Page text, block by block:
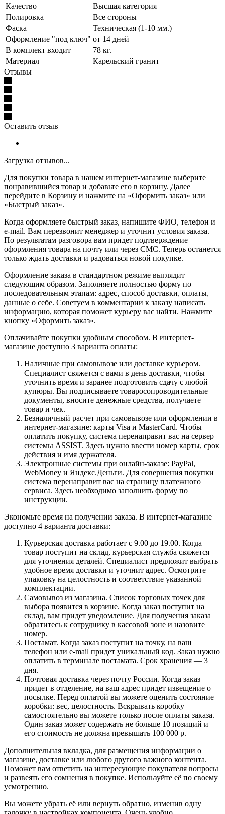
Качество
Высшая категория
Полировка
Все стороны
Фаска
Техническая (1-10 мм.)
Оформление "под ключ" от 14 дней
В комплект входит
78 кг.
Материал
Карельский гранит
Отзывы
Оставить отзыв
Загрузка отзывов...
Для покупки товара в нашем интернет-магазине выберите
понравившийся товар и добавьте его в корзину. Далее
перейдите в Корзину и нажмите на «Оформить заказ» или
«Быстрый заказ».
Когда оформляете быстрый заказ, напишите ФИО, телефон и
e-mail. Вам перезвонит менеджер и уточнит условия заказа.
По результатам разговора вам придет подтверждение
оформления товара на почту или через СМС. Теперь останется
только ждать доставки и радоваться новой покупке.
Оформление заказа в стандартном режиме выглядит
следующим образом. Заполняете полностью форму по
последовательным этапам: адрес, способ доставки, оплаты,
данные о себе. Советуем в комментарии к заказу написать
информацию, которая поможет курьеру вас найти. Нажмите
кнопку «Оформить заказ».
Оплачивайте покупки удобным способом. В интернет-
магазине доступно 3 варианта оплаты:
Наличные при самовывозе или доставке курьером.
Специалист свяжется с вами в день доставки, чтобы
уточнить время и заранее подготовить сдачу с любой
купюры. Вы подписываете товаросопроводительные
документы, вносите денежные средства, получаете
товар и чек.
Безналичный расчет при самовывозе или оформлении в
интернет-магазине: карты Visa и MasterCard. Чтобы
оплатить покупку, система перенаправит вас на сервер
системы ASSIST. Здесь нужно ввести номер карты, срок
действия и имя держателя.
Электронные системы при онлайн-заказе: PayPal,
WebMoney и Яндекс.Деньги. Для совершения покупки
система перенаправит вас на страницу платежного
сервиса. Здесь необходимо заполнить форму по
инструкции.
Экономьте время на получении заказа. В интернет-магазине
доступно 4 варианта доставки:
Курьерская доставка работает с 9.00 до 19.00. Когда
товар поступит на склад, курьерская служба свяжется
для уточнения деталей. Специалист предложит выбрать
удобное время доставки и уточнит адрес. Осмотрите
упаковку на целостность и соответствие указанной
комплектации.
Самовывоз из магазина. Список торговых точек для
выбора появится в корзине. Когда заказ поступит на
склад, вам придет уведомление. Для получения заказа
обратитесь к сотруднику в кассовой зоне и назовите
номер.
Постамат. Когда заказ поступит на точку, на ваш
телефон или e-mail придет уникальный код. Заказ нужно
оплатить в терминале постамата. Срок хранения — 3
дня.
Почтовая доставка через почту России. Когда заказ
придет в отделение, на ваш адрес придет извещение о
посылке. Перед оплатой вы можете оценить состояние
коробки: вес, целостность. Вскрывать коробку
самостоятельно вы можете только после оплаты заказа.
Один заказ может содержать не больше 10 позиций и
его стоимость не должна превышать 100 000 р.
Дополнительная вкладка, для размещения информации о
магазине, доставке или любого другого важного контента.
Поможет вам ответить на интересующие покупателя вопросы
и развеять его сомнения в покупке. Используйте её по своему
усмотрению.
Вы можете убрать её или вернуть обратно, изменив одну